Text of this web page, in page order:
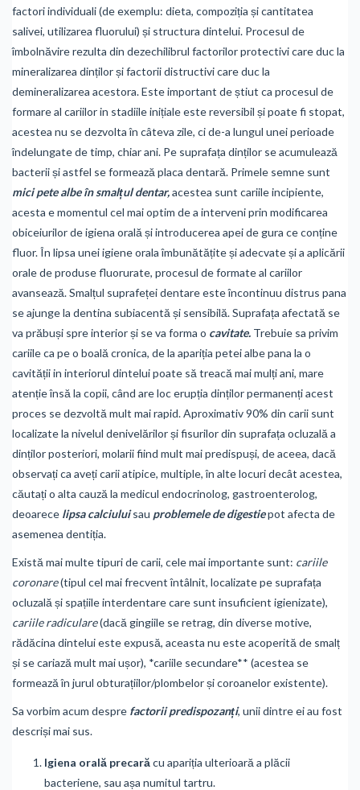
factori individuali (de exemplu: dieta, compoziția și cantitatea
salivei, utilizarea fluorului) și structura dintelui. Procesul de
îmbolnăvire rezulta din dezechilibrul factorilor protectivi care duc la
mineralizarea dinților și factorii distructivi care duc la
demineralizarea acestora. Este important de știut ca procesul de
formare al cariilor in stadiile inițiale este reversibil și poate fi stopat,
acestea nu se dezvolta în câteva zile, ci de-a lungul unei perioade
îndelungate de timp, chiar ani. Pe suprafața dinților se acumulează
bacterii și astfel se formează placa dentară. Primele semne sunt
mici pete albe în smalțul dentar,acestea sunt cariile incipiente,
acesta e momentul cel mai optim de a interveni prin modificarea
obiceiurilor de igiena orală și introducerea apei de gura ce conține
fluor. În lipsa unei igiene orala îmbunătățite și adecvate și a aplicării
orale de produse fluorurate, procesul de formate al cariilor
avansează. Smalțul suprafeței dentare este încontinuu distrus pana
se ajunge la dentina subiacentă și sensibilă. Suprafața afectată se
va prăbuși spre interior și se va forma o cavitate. Trebuie sa privim
cariile ca pe o boală cronica, de la apariția petei albe pana la o
cavității in interiorul dintelui poate să treacă mai mulți ani, mare
atenție însă la copii, când are loc erupția dinților permanenți acest
proces se dezvoltă mult mai rapid. Aproximativ 90% din carii sunt
localizate la nivelul denivelărilor și fisurilor din suprafața ocluzală a
dinților posteriori, molarii fiind mult mai predispuși, de aceea, dacă
observați ca aveți carii atipice, multiple, în alte locuri decât acestea,
căutați o alta cauză la medicul endocrinolog, gastroenterolog,
deoarece lipsa calciuluisau problemele de digestiepot afecta de
asemenea dentiția.
Există mai multe tipuri de carii, cele mai importante sunt: cariile
coronare(tipul cel mai frecvent întâlnit, localizate pe suprafața
ocluzală și spațiile interdentare care sunt insuficient igienizate),
cariile radiculare(dacă gingiile se retrag, din diverse motive,
rădăcina dintelui este expusă, aceasta nu este acoperită de smalț
și se cariază mult mai ușor), *cariile secundare** (acestea se
formează în jurul obturațiilor/plombelor și coroanelor existente).
Sa vorbim acum despre factorii predispozanți, unii dintre ei au fost
descriși mai sus.
Igiena orală precarăcu apariția ulterioară a plăcii
bacteriene, sau așa numitul tartru.